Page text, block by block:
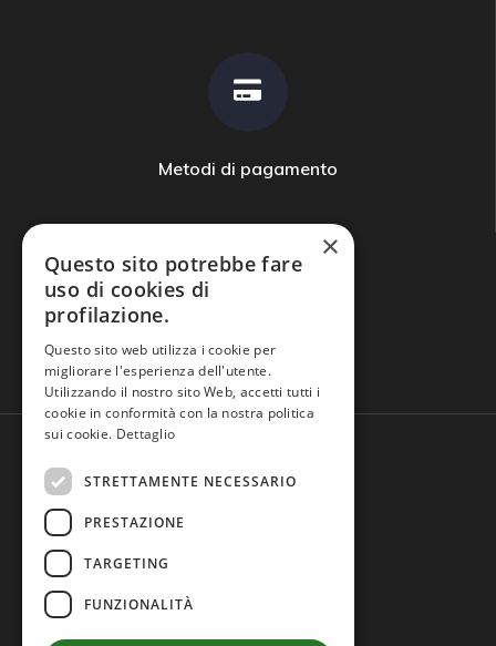
Metodi di pagamento
Domande frequenti
×
Questo sito potrebbe fare
uso di cookies di
profilazione.
Questo sito web utilizza i cookie per
migliorare l'esperienza dell'utente.
Utilizzando il nostro sito Web, accetti tutti i
cookie in conformità con la nostra politica
sui cookie. Dettaglio
STRETTAMENTE NECESSARIO
PRESTAZIONE
TARGETING
FUNZIONALITÀ